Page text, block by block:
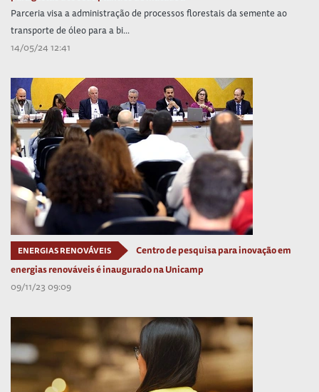
Parceria visa a administração de processos florestais da semente ao
transporte de óleo para a bi...
14/05/24 12:41
ENERGIAS RENOVÁVEIS
Centro de pesquisa para inovação em
energias renováveis é inaugurado na Unicamp
09/11/23 09:09